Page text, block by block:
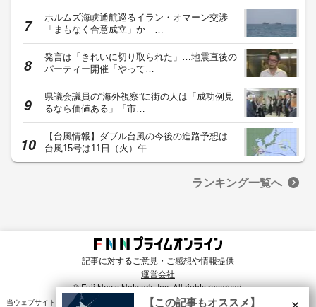
ホルムズ海峡通航巡るイラン・オマーン交渉
「まもなく合意成立」か …
発言は「きれいに切り取られた」…地震直後の
パーティー開催「やって…
県議会議員の“海外視察”に街の人は「成功例見
るなら価値ある」「市…
【台風情報】ダブル台風の今後の進路予想は
台風15号は11日（火）午…
ランキング一覧へ
記事に対するご意見・ご感想や情報提供
運営会社
© Fuji News Network, Inc. All rights reserved.
当ウェブサイトでは、ユーザのニーズ・興味・関⼼に合致したコンテンツや広告配信を提供する
×
【この記事もオススメ】